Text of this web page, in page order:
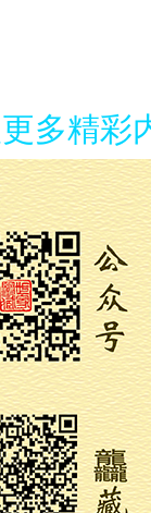
更多精彩